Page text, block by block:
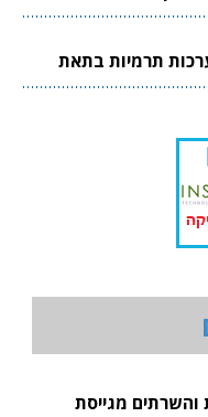
תרמיות בתאת
מגייסת